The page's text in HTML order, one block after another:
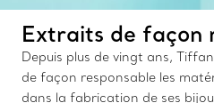
Extraits de façon
Depuis plus de vingt ans,
de façon responsable les
dans la fabrication de ses